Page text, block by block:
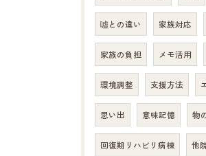
噓との違い 家族対応
家族の負担 メモ活用
環境調整 支援方法
思い出 意味記憶 物
回復期リハビリ病棟 他